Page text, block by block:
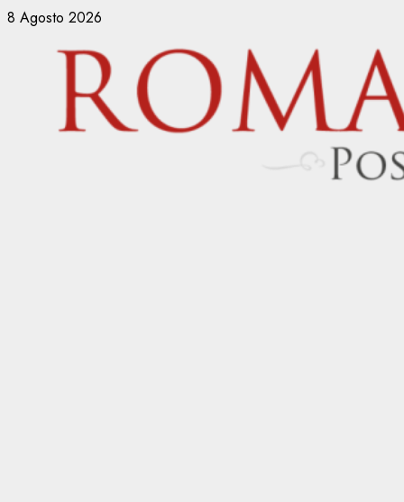
Vai
contenuto
8 Agosto 2026